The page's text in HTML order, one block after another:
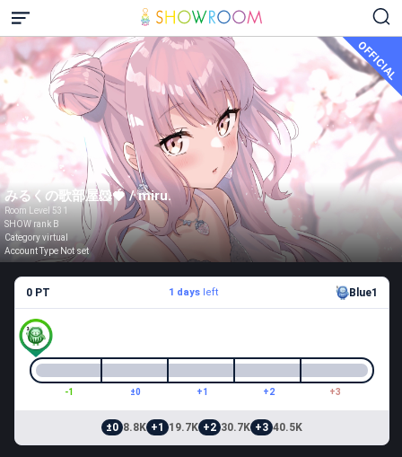
OFFICIAL
みるくの歌部屋🐹🍓 / miru.
Room Level 531
SHOW rank B
Category virtual
Account Type Not set
0 PT 1 daysleft Blue1
-1 ±0 +1 +2 +3
±0 8.8K +1 19.7K +2 30.7K +3 40.5K